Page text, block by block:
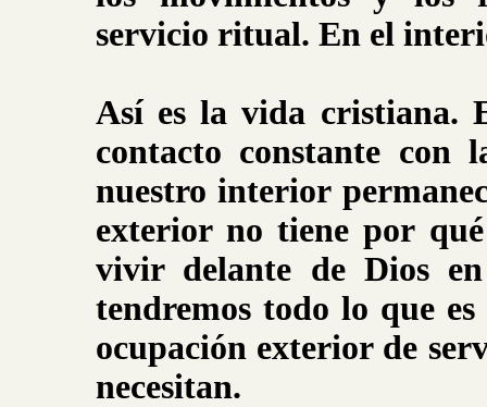
servicio ritual. En el
Así es la vida cristiana.
contacto constante con
nuestro interior
exterior no tiene por
vivir delante de Dios
tendremos todo lo que
ocupación exterior de
necesitan.